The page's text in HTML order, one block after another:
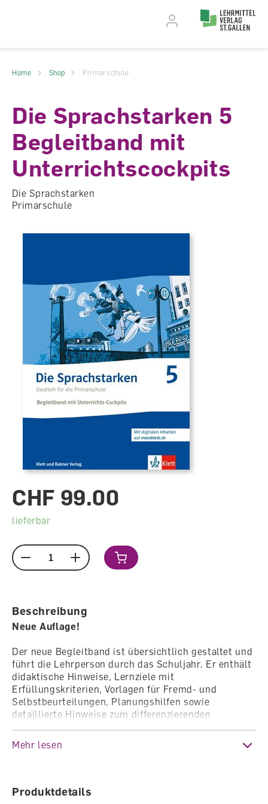
Accesskey Navigation
Footer
zurHome Shop Primarschule
Die Sprachstarken 5
Begleitband mit
Unterrichtscockpits
Die Sprachstarken
Primarschule
CHF 99.00
lieferbar
Menge
Beschreibung
Neue Auflage!
Der neue Begleitband ist übersichtlich gestaltet und
führt die Lehrperson durch das Schuljahr. Er enthält
didaktische Hinweise, Lernziele mit
Erfüllungskriterien, Vorlagen für Fremd- und
Selbstbeurteilungen, Planungshilfen sowie
detaillierte Hinweise zum differenzierenden
Unterricht.
Zu jeder Doppelseite des Sprachbuchs gibt es ein
Unterrichts-Cockpit. Darin sind alle Informationen
Lerneinheit zur Verfügung stehen.
Mehr lesen
Produktdetails